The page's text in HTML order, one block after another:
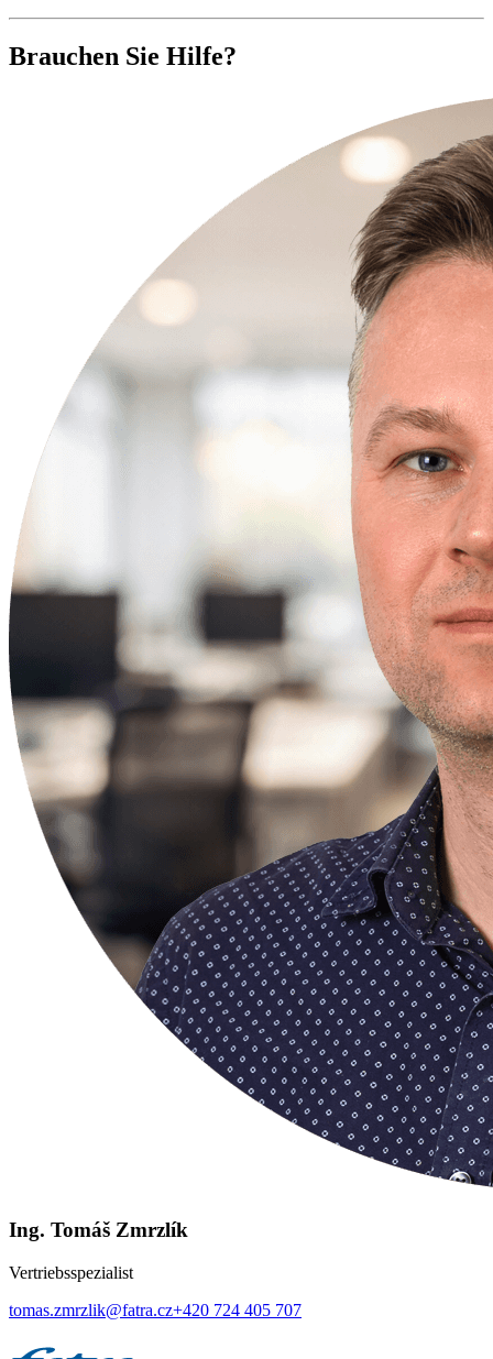
Brauchen Sie Hilfe?
Ing. Tomáš Zmrzlík
Vertriebsspezialist
tomas.zmrzlik@fatra.cz+420 724 405 707